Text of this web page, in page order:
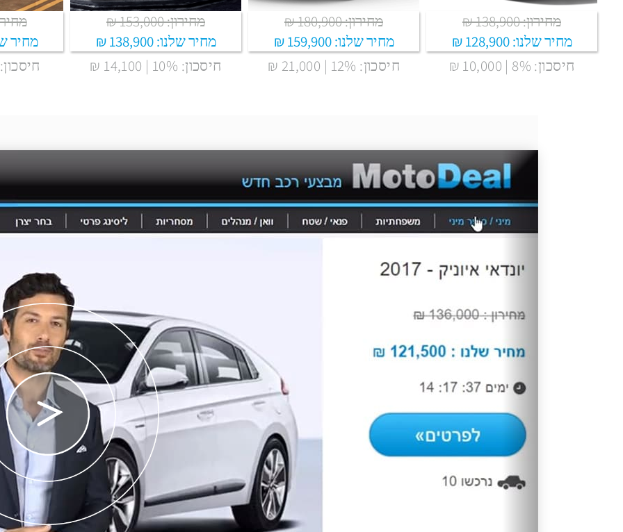
מחירון: 138,900 ₪
מחיר שלנו:128,900 ₪
חיסכון: 8% | 10,000 ₪
מחירון: 180,900 ₪
מחיר שלנו:159,900 ₪
חיסכון: 12% | 21,000 ₪
מחירון: 153,000 ₪
מחיר שלנו:138,900 ₪
חיסכון: 10% | 14,100 ₪
מחירון:
מחיר
חיסכון: 9% |